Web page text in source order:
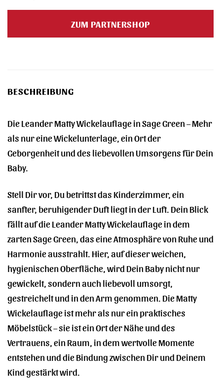
ZUM PARTNERSHOP
BESCHREIBUNG
Die Leander Matty Wickelauflage in Sage Green – Mehr
als nur eine Wickelunterlage, ein Ort der
Geborgenheit und des liebevollen Umsorgens für Dein
Baby.
Stell Dir vor, Du betrittst das Kinderzimmer, ein
sanfter, beruhigender Duft liegt in der Luft. Dein Blick
fällt auf die Leander Matty Wickelauflage in dem
zarten Sage Green, das eine Atmosphäre von Ruhe und
Harmonie ausstrahlt. Hier, auf dieser weichen,
hygienischen Oberfläche, wird Dein Baby nicht nur
gewickelt, sondern auch liebevoll umsorgt,
gestreichelt und in den Arm genommen. Die Matty
Wickelauflage ist mehr als nur ein praktisches
Möbelstück – sie ist ein Ort der Nähe und des
Vertrauens, ein Raum, in dem wertvolle Momente
entstehen und die Bindung zwischen Dir und Deinem
Kind gestärkt wird.